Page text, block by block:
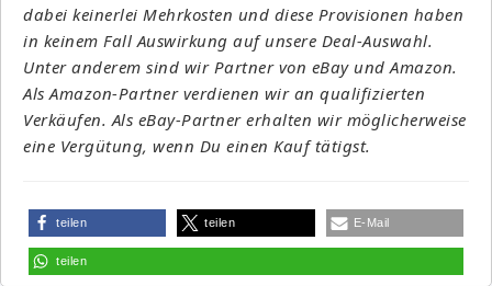
dabei keinerlei Mehrkosten und diese Provisionen haben
in keinem Fall Auswirkung auf unsere Deal-Auswahl.
Unter anderem sind wir Partner von eBay und Amazon.
Als Amazon-Partner verdienen wir an qualifizierten
Verkäufen. Als eBay-Partner erhalten wir möglicherweise
eine Vergütung, wenn Du einen Kauf tätigst.
teilen teilen E-Mail
teilen